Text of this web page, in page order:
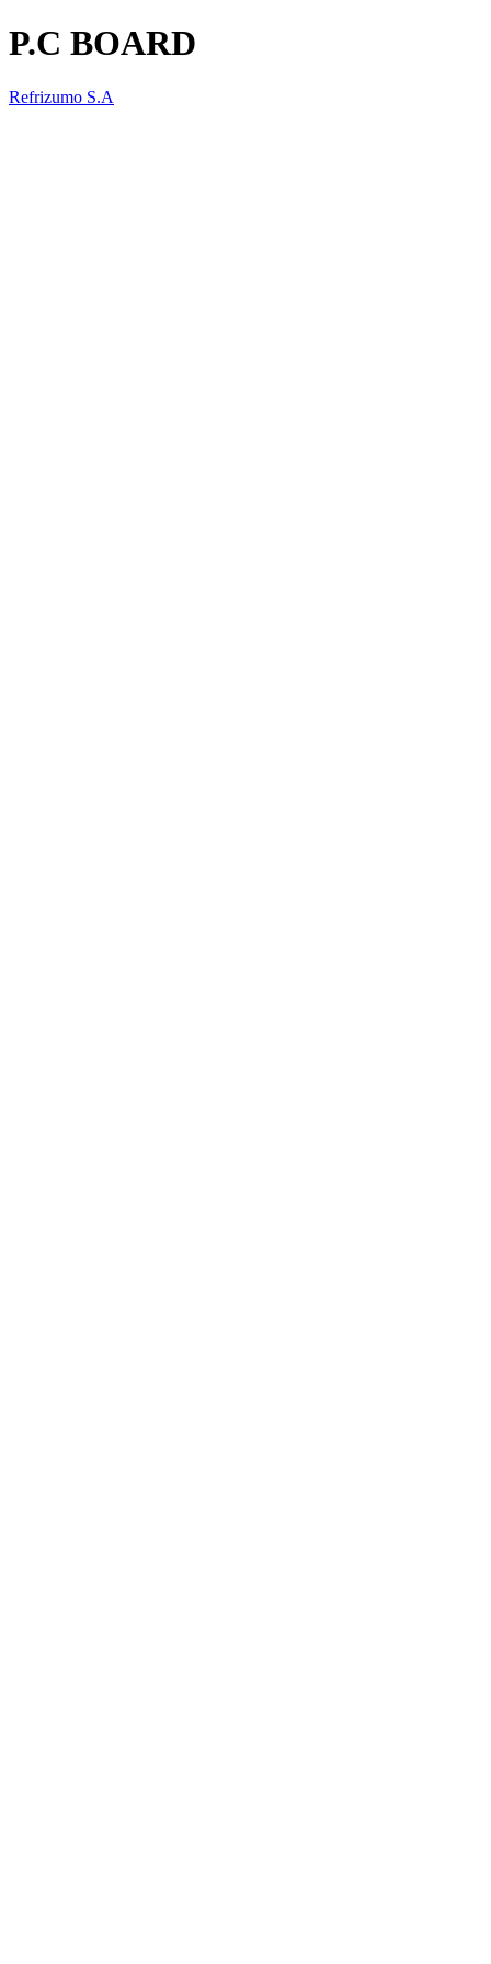
P.C BOARD
Refrizumo S.A